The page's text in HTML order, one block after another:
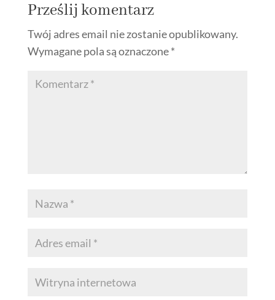
Prześlij komentarz
Twój adres email nie zostanie opublikowany.
Wymagane pola są oznaczone*